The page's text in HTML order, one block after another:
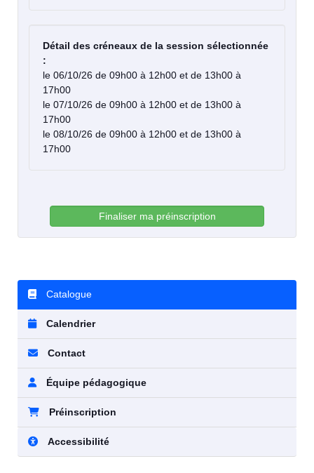
Détail des créneaux de la session sélectionnée
:
le 06/10/26 de 09h00 à 12h00 et de 13h00 à
17h00
le 07/10/26 de 09h00 à 12h00 et de 13h00 à
17h00
le 08/10/26 de 09h00 à 12h00 et de 13h00 à
17h00
Finaliser ma préinscription
Catalogue
Calendrier
Contact
Équipe pédagogique
Préinscription
Accessibilité